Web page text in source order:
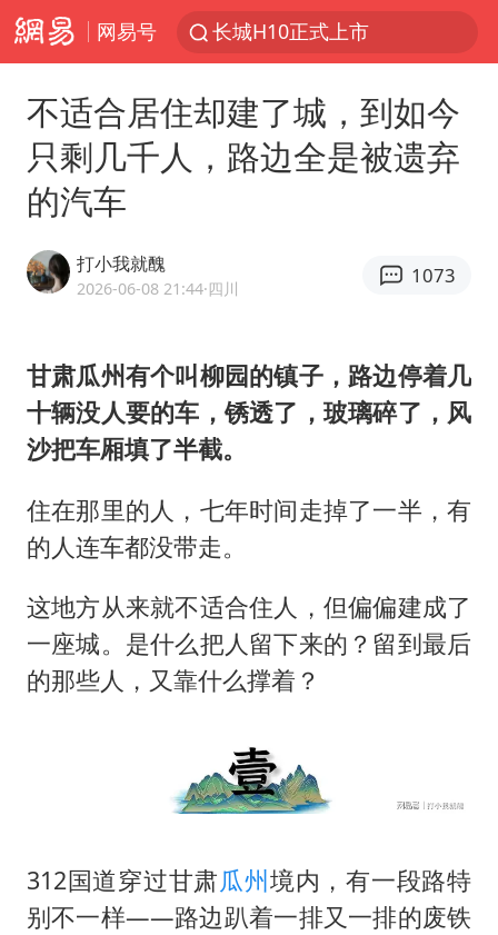
网易号
长城H10正式上市
山东日照市委副书记王峰被查
印度暴发金迪普拉病毒
24小时不关空调 电费反而更低？
涨价1元的冰红茶 两年少赚了15亿
小伙靠AI减肥 45天瘦40斤进了ICU
新华社权威快报|我国编制完成新版全月地质图
银行午休1.5小时 留个窗口行不行
李嫣近照曝光
不适合居住却建了城，到如今
只剩几千人，路边全是被遗弃
的汽车
打小我就醜
2026-06-08 21:44·四川
1073
甘肃瓜州有个叫柳园的镇子，路边停着几
十辆没人要的车，锈透了，玻璃碎了，风
沙把车厢填了半截。
住在那里的人，七年时间走掉了一半，有
的人连车都没带走。
这地方从来就不适合住人，但偏偏建成了
一座城。是什么把人留下来的？留到最后
的那些人，又靠什么撑着？
312国道穿过甘肃瓜州境内，有一段路特
别不一样——路边趴着一排又一排的废铁